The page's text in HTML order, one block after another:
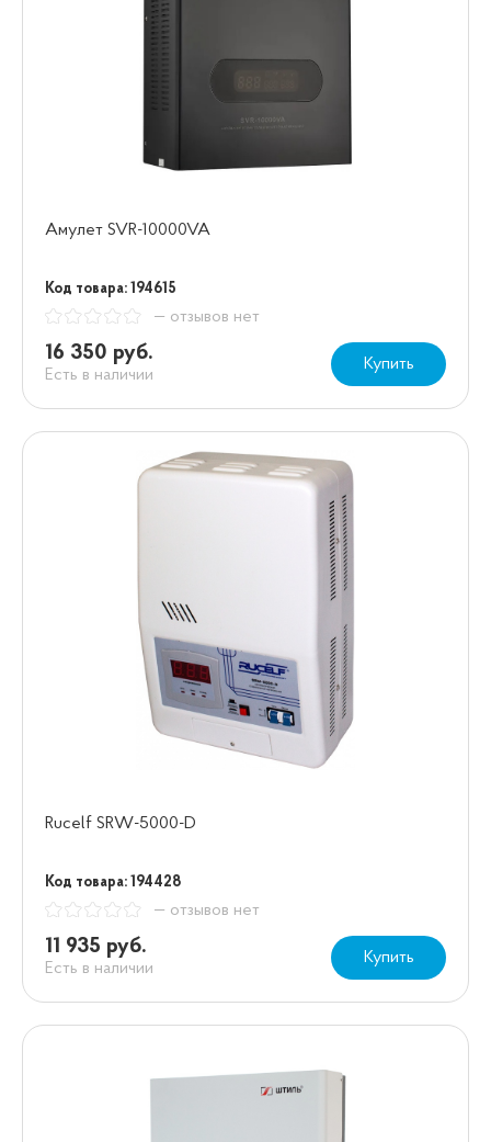
Амулет SVR-10000VA
Код товара: 194615
— отзывов нет
16 350 руб.
Есть в наличии
Купить
Rucelf SRW-5000-D
Код товара: 194428
— отзывов нет
11 935 руб.
Есть в наличии
Купить